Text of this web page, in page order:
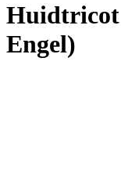
Engel)